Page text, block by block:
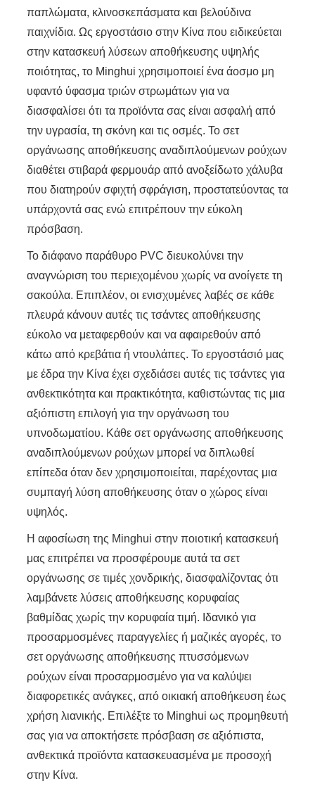
παπλώματα, κλινοσκεπάσματα και βελούδινα
παιχνίδια. Ως εργοστάσιο στην Κίνα που ειδικεύεται
στην κατασκευή λύσεων αποθήκευσης υψηλής
ποιότητας, το Minghui χρησιμοποιεί ένα άοσμο μη
υφαντό ύφασμα τριών στρωμάτων για να
διασφαλίσει ότι τα προϊόντα σας είναι ασφαλή από
την υγρασία, τη σκόνη και τις οσμές. Το σετ
οργάνωσης αποθήκευσης αναδιπλούμενων ρούχων
διαθέτει στιβαρά φερμουάρ από ανοξείδωτο χάλυβα
που διατηρούν σφιχτή σφράγιση, προστατεύοντας τα
υπάρχοντά σας ενώ επιτρέπουν την εύκολη
πρόσβαση.
Το διάφανο παράθυρο PVC διευκολύνει την
αναγνώριση του περιεχομένου χωρίς να ανοίγετε τη
σακούλα. Επιπλέον, οι ενισχυμένες λαβές σε κάθε
πλευρά κάνουν αυτές τις τσάντες αποθήκευσης
εύκολο να μεταφερθούν και να αφαιρεθούν από
κάτω από κρεβάτια ή ντουλάπες. Το εργοστάσιό μας
με έδρα την Κίνα έχει σχεδιάσει αυτές τις τσάντες για
ανθεκτικότητα και πρακτικότητα, καθιστώντας τις μια
αξιόπιστη επιλογή για την οργάνωση του
υπνοδωματίου. Κάθε σετ οργάνωσης αποθήκευσης
αναδιπλούμενων ρούχων μπορεί να διπλωθεί
επίπεδα όταν δεν χρησιμοποιείται, παρέχοντας μια
συμπαγή λύση αποθήκευσης όταν ο χώρος είναι
υψηλός.
Η αφοσίωση της Minghui στην ποιοτική κατασκευή
μας επιτρέπει να προσφέρουμε αυτά τα σετ
οργάνωσης σε τιμές χονδρικής, διασφαλίζοντας ότι
λαμβάνετε λύσεις αποθήκευσης κορυφαίας
βαθμίδας χωρίς την κορυφαία τιμή. Ιδανικό για
προσαρμοσμένες παραγγελίες ή μαζικές αγορές, το
σετ οργάνωσης αποθήκευσης πτυσσόμενων
ρούχων είναι προσαρμοσμένο για να καλύψει
διαφορετικές ανάγκες, από οικιακή αποθήκευση έως
χρήση λιανικής. Επιλέξτε το Minghui ως προμηθευτή
σας για να αποκτήσετε πρόσβαση σε αξιόπιστα,
ανθεκτικά προϊόντα κατασκευασμένα με προσοχή
στην Κίνα.